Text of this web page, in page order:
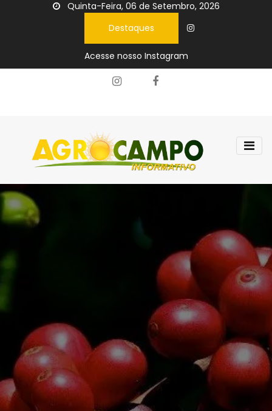
Quinta-Feira, 06 de Setembro, 2026
Destaques
Acesse nosso Instagram